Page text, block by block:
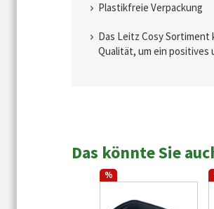
Plastikfreie Verpackung
Das Leitz Cosy
Qualität, um ein positives
Das könnte Sie
%